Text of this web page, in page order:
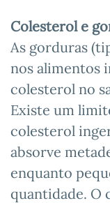
Colesterol e
As gorduras
nos alimentos
colesterol no
Existe um
colesterol
absorve
enquanto
quantidade. O